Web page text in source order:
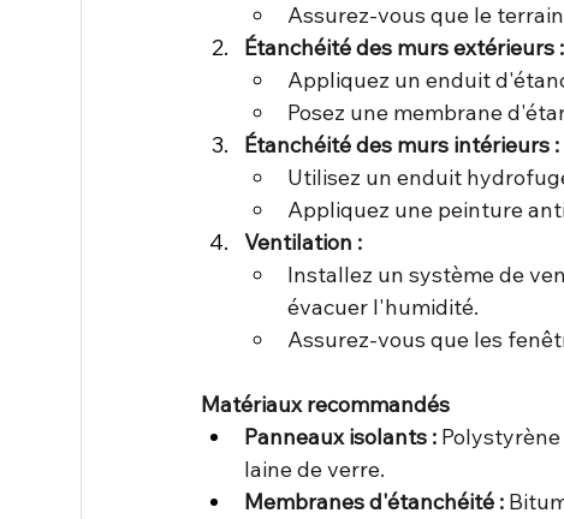
Assurez-vous que le
Étanchéité des murs extérieurs :
Appliquez un enduit
Posez une membrane
Étanchéité des murs intérieurs :
Utilisez un enduit
Appliquez une peinture
Ventilation :
Installez un système de
évacuer l'humidité.
Assurez-vous que les
Matériaux recommandés
Panneaux isolants :
laine de verre.
Membranes d'étanchéité :